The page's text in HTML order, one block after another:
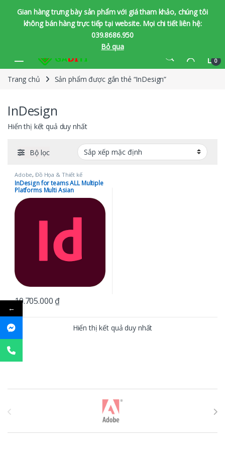
Gian hàng trưng bày sản phẩm với giá tham khảo, chúng tôi
không bán hàng trực tiếp tại website. Mọi chi tiết liên hệ:
039.8686.950
Bỏ qua
0
Trang chủ Sản phẩm được gắn thẻ “InDesign”
InDesign
Hiển thị kết quả duy nhất
Bộ lọc
Adobe,Đồ Họa & Thiết kế
InDesign for teams ALL Multiple
Platforms Multi Asian
Languages Subscription New 12
Months
10.705.000 ₫
Hiển thị kết quả duy nhất
ư
←